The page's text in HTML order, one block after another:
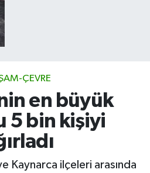
ÇEVRE
en büyük
5 bin kişiyi
Kaynarca ilçeleri arasında